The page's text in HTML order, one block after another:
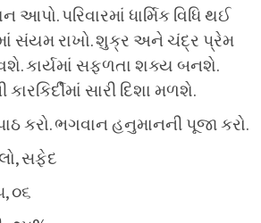
પરિવારમાં ધાર્મિક વિધિ થઈ
સંયમ રાખો. શુક્ર અને ચંદ્ર પ્રેમ
કાર્યમાં સફળતા શક્ય બનશે.
સારી દિશા મળશે.
કરો. ભગવાન હનુમાનની પૂજા કરો.
સફેદ
૦૬